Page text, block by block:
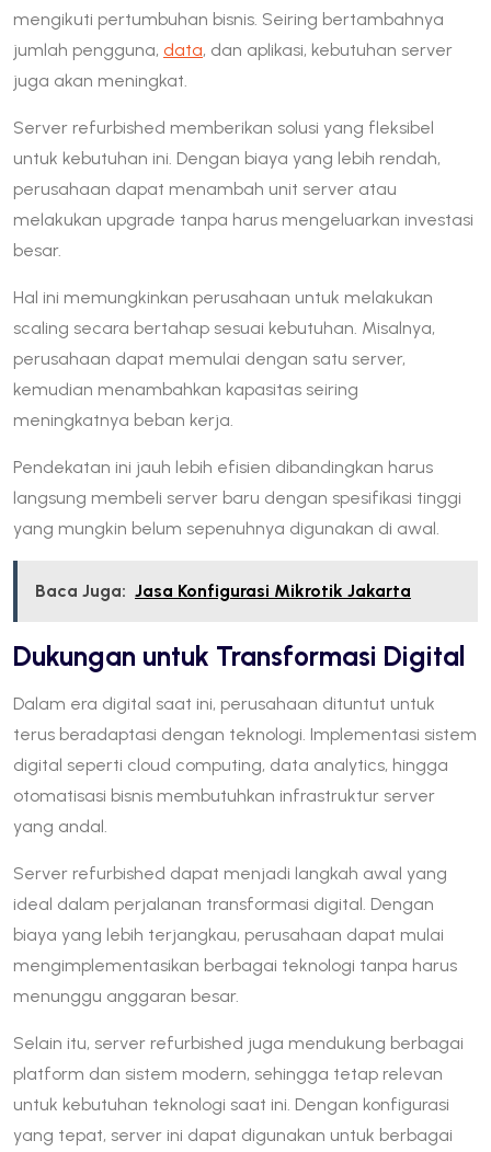
mengikuti pertumbuhan bisnis. Seiring bertambahnya
jumlah pengguna, data, dan aplikasi, kebutuhan server
juga akan meningkat.
Server refurbished memberikan solusi yang fleksibel
untuk kebutuhan ini. Dengan biaya yang lebih rendah,
perusahaan dapat menambah unit server atau
melakukan upgrade tanpa harus mengeluarkan investasi
besar.
Hal ini memungkinkan perusahaan untuk melakukan
scaling secara bertahap sesuai kebutuhan. Misalnya,
perusahaan dapat memulai dengan satu server,
kemudian menambahkan kapasitas seiring
meningkatnya beban kerja.
Pendekatan ini jauh lebih efisien dibandingkan harus
langsung membeli server baru dengan spesifikasi tinggi
yang mungkin belum sepenuhnya digunakan di awal.
Baca Juga: Jasa Konfigurasi Mikrotik Jakarta
Dukungan untuk Transformasi Digital
Dalam era digital saat ini, perusahaan dituntut untuk
terus beradaptasi dengan teknologi. Implementasi sistem
digital seperti cloud computing, data analytics, hingga
otomatisasi bisnis membutuhkan infrastruktur server
yang andal.
Server refurbished dapat menjadi langkah awal yang
ideal dalam perjalanan transformasi digital. Dengan
biaya yang lebih terjangkau, perusahaan dapat mulai
mengimplementasikan berbagai teknologi tanpa harus
menunggu anggaran besar.
Selain itu, server refurbished juga mendukung berbagai
platform dan sistem modern, sehingga tetap relevan
untuk kebutuhan teknologi saat ini. Dengan konfigurasi
yang tepat, server ini dapat digunakan untuk berbagai